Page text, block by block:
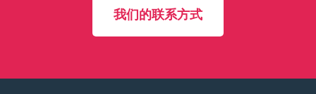
我们的联系方式